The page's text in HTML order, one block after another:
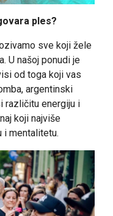
ples?
sve koji žele
U našoj ponudi je
od toga koji vas
argentinski
različitu energiju i
koji najviše
i mentalitetu.